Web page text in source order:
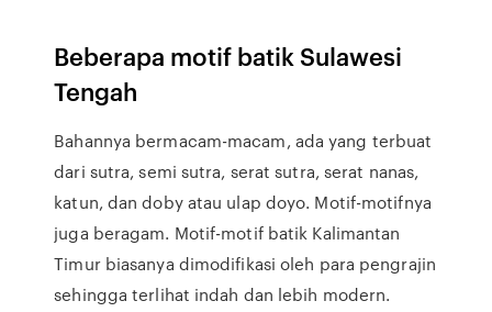
Beberapa motif batik Sulawesi
Tengah
Bahannya bermacam-macam, ada yang terbuat
dari sutra, semi sutra, serat sutra, serat nanas,
katun, dan doby atau ulap doyo. Motif-motifnya
juga beragam. Motif-motif batik Kalimantan
Timur biasanya dimodifikasi oleh para pengrajin
sehingga terlihat indah dan lebih modern.